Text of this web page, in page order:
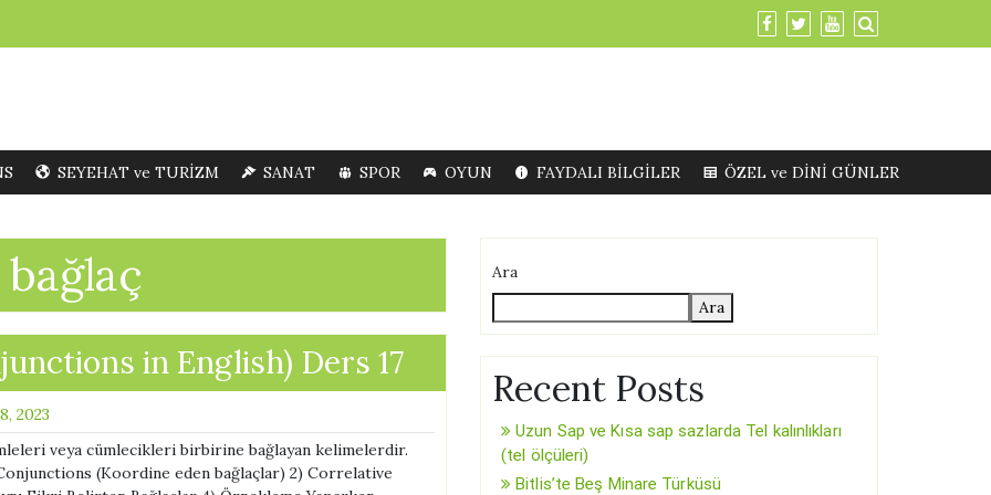
SEYEHAT ve TURİZM SANAT SPOR OYUN FAYDALI BİLGİLER ÖZEL ve DİNİ GÜNLER
in English) Ders 17
2023
veya cümlecikleri birbirine bağlayan kelimelerdir.
(Koordine eden bağlaçlar) 2) Correlative
Ara
Ara
Recent Posts
Uzun Sap ve Kısa sap sazlarda Tel kalınlıkları
(tel ölçüleri)
Bitlis’te Beş Minare Türküsü